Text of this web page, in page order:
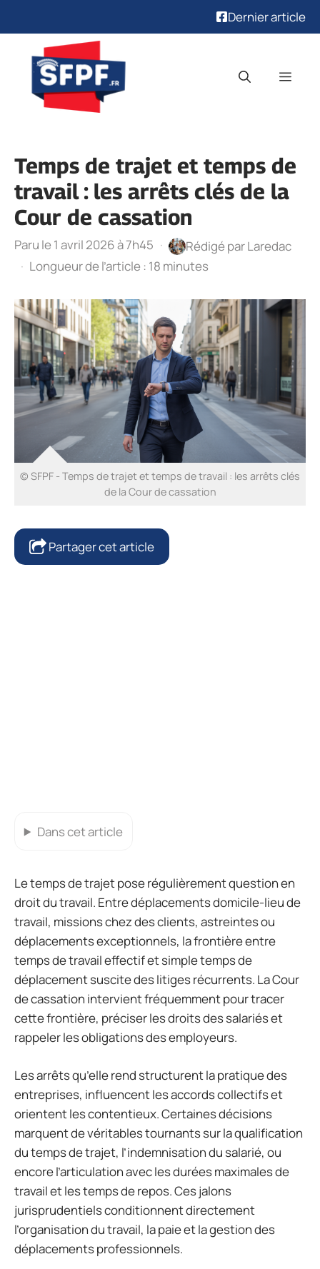
Dernier article
contenu
Temps de trajet et temps de
travail : les arrêts clés de la
Cour de cassation
Paru le 1 avril 2026 à 7h45 · Rédigé parLaredac
· Longueur de l’article : 18 minutes
© SFPF - Temps de trajet et temps de travail : les arrêts clés
de la Cour de cassation
Partager cet article
Dans cet article
Le temps de trajet pose régulièrement question en
droit du travail. Entre déplacements domicile-lieu de
travail, missions chez des clients, astreintes ou
déplacements exceptionnels, la frontière entre
temps de travail effectif et simple temps de
déplacement suscite des litiges récurrents. La Cour
de cassation intervient fréquemment pour tracer
cette frontière, préciser les droits des salariés et
rappeler les obligations des employeurs.
Les arrêts qu’elle rend structurent la pratique des
entreprises, influencent les accords collectifs et
orientent les contentieux. Certaines décisions
marquent de véritables tournants sur la qualification
du temps de trajet, l’indemnisation du salarié, ou
encore l’articulation avec les durées maximales de
travail et les temps de repos. Ces jalons
jurisprudentiels conditionnent directement
l’organisation du travail, la paie et la gestion des
déplacements professionnels.